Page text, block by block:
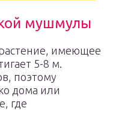
мушмулы
имеющее
5-8 м.
поэтому
дома или
где